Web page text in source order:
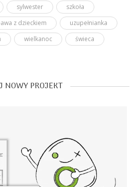
sylwester
szkoła
z dzieckiem
uzupełnianka
wielkanoc świeca
NOWY PROJEKT